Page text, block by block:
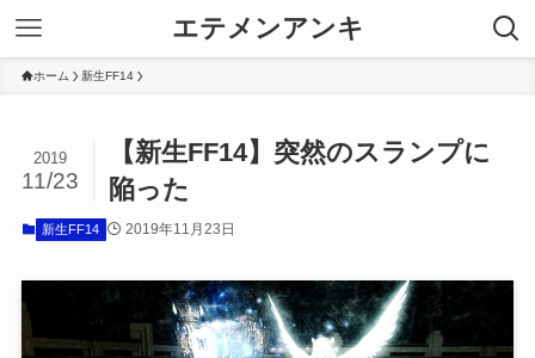
エテメンアンキ
ホーム 新生FF14
【新生FF14】突然のスランプに
陥った
2019
11/23
新生FF14 2019年11月23日